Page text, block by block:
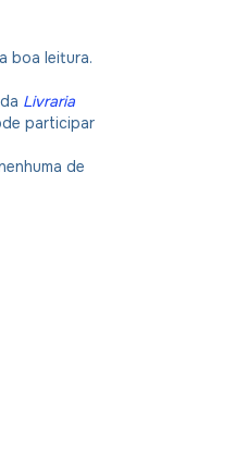
boa leitura.
Livraria
participar
de